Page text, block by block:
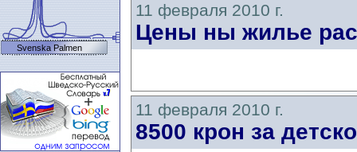
11 февраля 2010 г.
Цены ны жилье
11 февраля 2010 г.
8500 крон за
Svenska Palmen